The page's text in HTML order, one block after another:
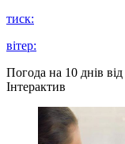
тиск:
вітер:
Погода на 10 днів від
Інтерактив